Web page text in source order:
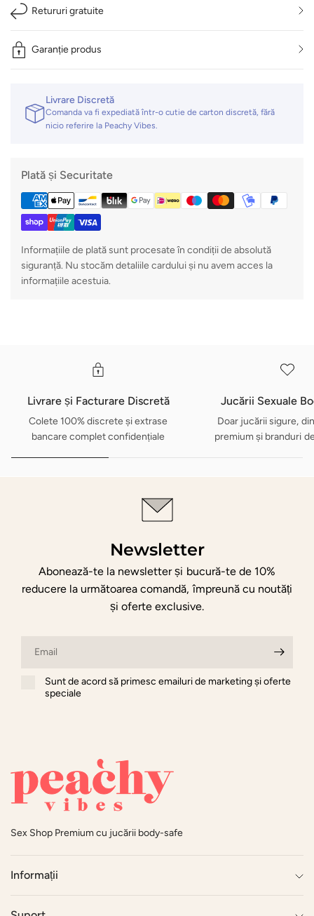
Retururi gratuite
Garanție produs
Livrare Discretă
Comanda va fi expediată într-o cutie de carton discretă, fără
nicio referire la Peachy Vibes.
Plată și Securitate
Informațiile de plată sunt procesate în condiții de absolută
siguranță. Nu stocăm detaliile cardului și nu avem acces la
informațiile acestuia.
Livrare și Facturare Discretă
Colete 100% discrete și extrase
bancare complet confidențiale
Jucării Sexuale
Doar jucării sigure,
premium și branduri
Newsletter
Abonează-te la newsletter și bucură-te de 10%
reducere la următoarea comandă, împreună cu noutăți
și oferte exclusive.
Sunt de acord să primesc emailuri de marketing și oferte
speciale
Sex Shop Premium cu jucării body-safe
Informații